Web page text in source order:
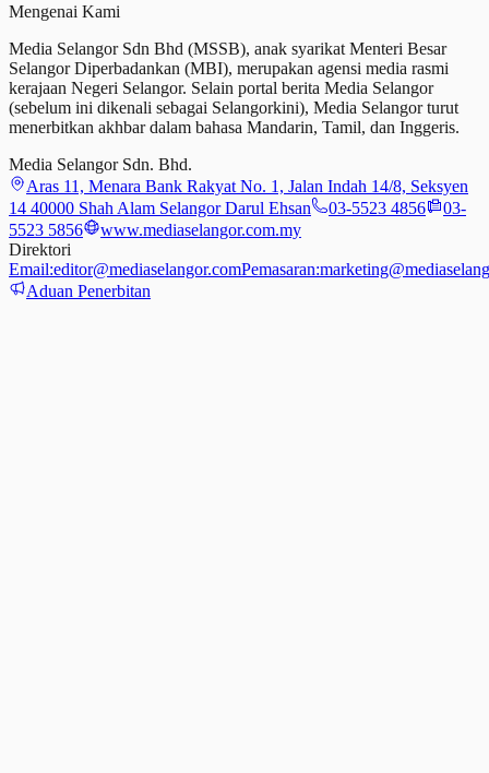
Mengenai Kami
Media Selangor Sdn Bhd (MSSB), anak syarikat Menteri Besar
Selangor Diperbadankan (MBI), merupakan agensi media rasmi
kerajaan Negeri Selangor. Selain portal berita Media Selangor
(sebelum ini dikenali sebagai Selangorkini), Media Selangor turut
menerbitkan akhbar dalam bahasa Mandarin, Tamil, dan Inggeris.
Media Selangor Sdn. Bhd.
Aras 11, Menara Bank Rakyat No. 1, Jalan Indah 14/8, Seksyen
14 40000 Shah Alam Selangor Darul Ehsan
03-5523 4856
03-
5523 5856
www.mediaselangor.com.my
Direktori
Email:editor@mediaselangor.comPemasaran:
Aduan Penerbitan